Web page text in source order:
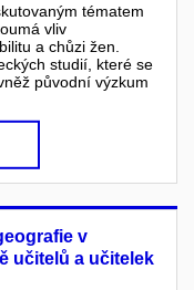
tématem
vliv
a chůzi žen.
studií, které se
původní výzkum
v
učitelů a učitelek